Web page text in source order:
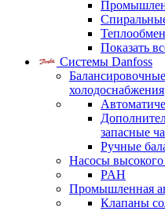
Показать
Системы Danfoss
холодоснабжения
запасные
Ручные
Насосы
PAH
Промышленная
Клапаны